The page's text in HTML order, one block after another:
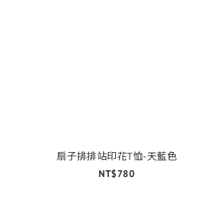
扇子排排站印花T恤-天藍色
NT$780